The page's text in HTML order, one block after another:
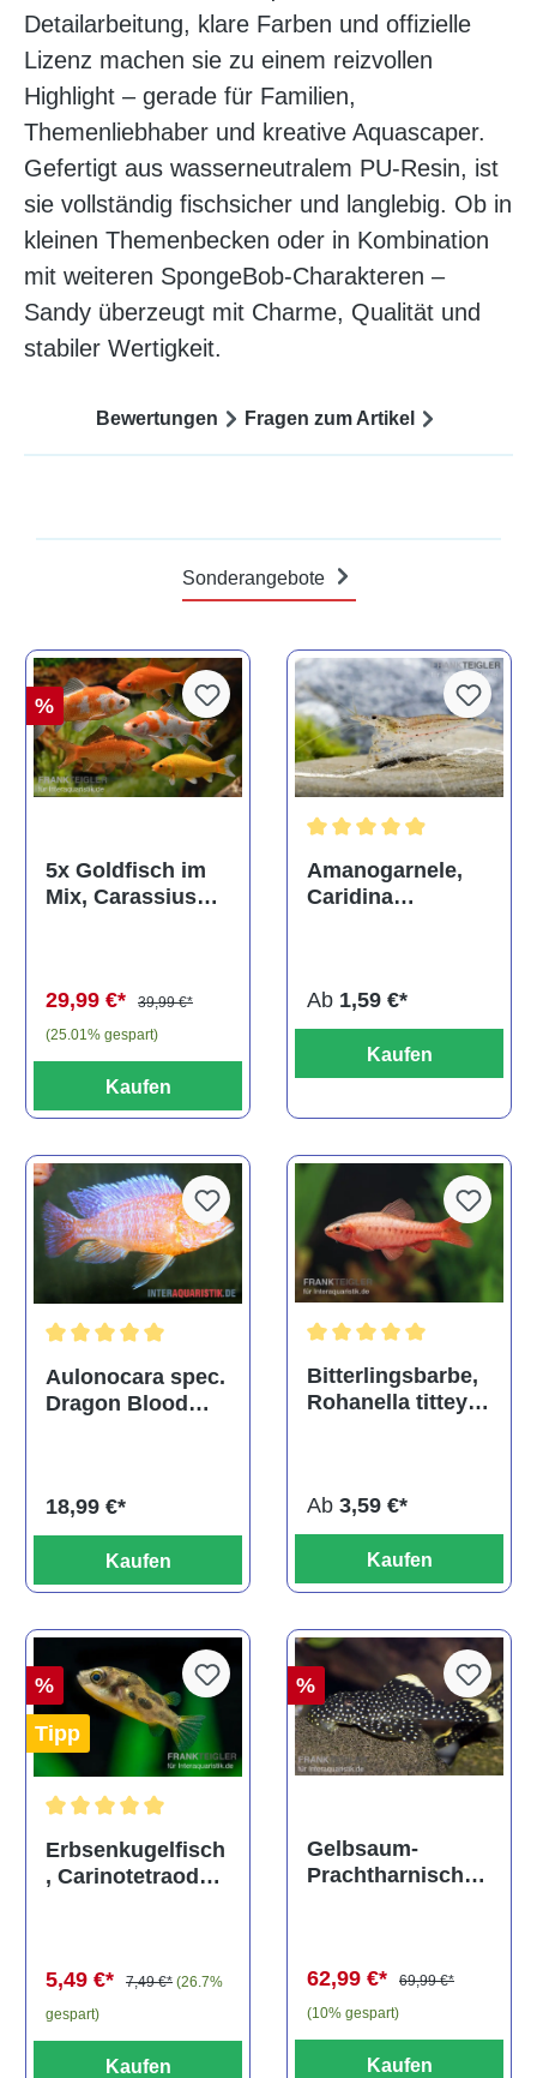
Detailarbeitung, klare Farben und offizielle
Lizenz machen sie zu einem reizvollen
Highlight – gerade für Familien,
Themenliebhaber und kreative Aquascaper.
Gefertigt aus wasserneutralem PU‑Resin, ist
sie vollständig fischsicher und langlebig. Ob in
kleinen Themenbecken oder in Kombination
mit weiteren SpongeBob-Charakteren –
Sandy überzeugt mit Charme, Qualität und
stabiler Wertigkeit.
Bewertungen Fragen zum Artikel
Sonderangebote
%
5x Goldfisch im
Mix, Carassius
29,99 €*
39,99 €*
(25.01% gespart)
Kaufen
Amanogarnele,
Caridina
Ab 1,59 €*
Kaufen
Durchschnittliche Bewertung von 5 von 5 Sternen
Aulonocara spec.
Dragon Blood
18,99 €*
Kaufen
Bitterlingsbarbe,
Rohanella titteya,
Ab 3,59 €*
Kaufen
%
Tipp
Durchschnittliche Bewertung von 5 von 5 Sternen
Erbsenkugelfisch
, Carinotetraodon
5,49 €* 7,49 €* (26.7%
gespart)
Kaufen
%
Gelbsaum-
Prachtharnischw
62,99 €*
69,99 €*
(10% gespart)
Kaufen